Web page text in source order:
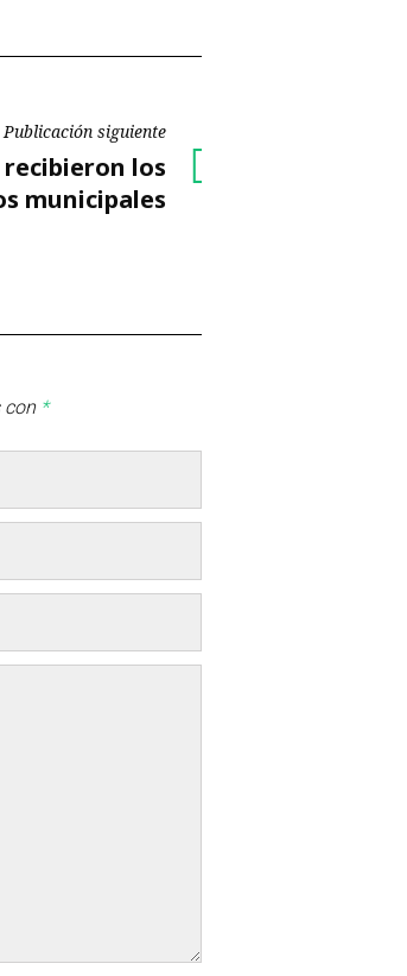
Publicación siguiente
los
municipales
con *